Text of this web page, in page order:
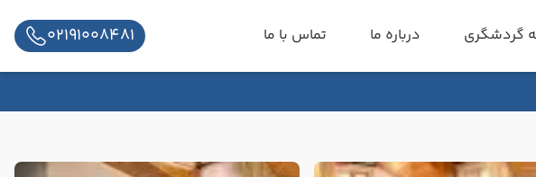
گردشگری درباره ما تماس با ما 02191008481